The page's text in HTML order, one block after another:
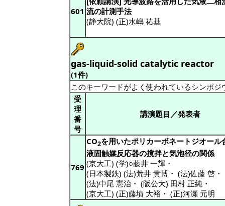
601 流の計測手法
(静大院) (正)水嶋 祐基
gas-liquid-solid catalytic reactor
(1件)
このキーワードがよく使われているシンポ
受
理
番
号
講演題目／発表者
769
CO2を用いたポリカーボネートジオール
液固触媒反応器の撹拌と気泡径の関係
(京大工) (学)○藤井 一輝 ・
(日本製鉄) (法)荒井 貴博 ・ (法)佐藤 啓 ・
(法)中尾 憲治 ・ (阪公大) 田村 正純 ・
(京大工) (正)藤墳 大裕 ・ (正)河瀬 元明